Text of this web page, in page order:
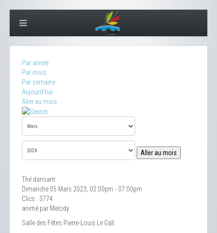
Par année
Par mois
Par semaine
Aujourd'hui
Aller au mois
Aller au mois
Thé dansant
Dimanche 05 Mars 2023, 02:00pm - 07:00pm
Clics : 3774
animé par Melody
Salle des Fêtes Pierre-Louis Le Gall